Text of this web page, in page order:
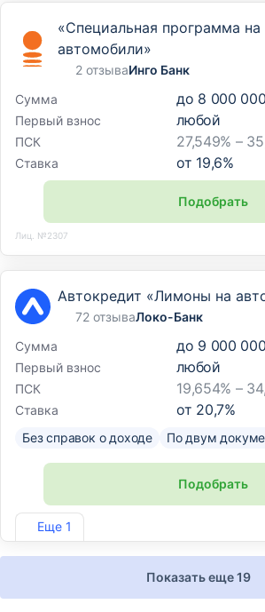
«Специальная программа
автомобили»
2 отзываИнго Банк
Сумма
до 8 000
Первый взнос любой
ПСК 27,549% –
Ставка от 19,6%
Подобрать
Лиц. №2307
Еще 1
Автокредит «Лимоны на
72 отзываЛоко-Банк
Сумма
до 9 000
Первый взнос любой
ПСК 19,654% –
Ставка от 20,7%
Без справок о доходе По двум
Подобрать
Лиц. №2707
Показать еще 19